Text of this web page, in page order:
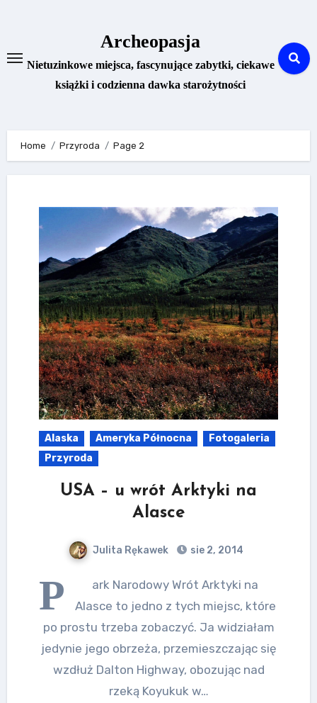
Archeopasja
Nietuzinkowe miejsca, fascynujące zabytki, ciekawe
książki i codzienna dawka starożytności
Home Przyroda Page 2
Alaska Ameryka Północna
Fotogaleria
Przyroda
USA – u wrót Arktyki na
Alasce
Julita Rękawek sie 2, 2014
P
ark Narodowy Wrót Arktyki na
Alasce to jedno z tych miejsc, które
po prostu trzeba zobaczyć. Ja widziałam
jedynie jego obrzeża, przemieszczając się
wzdłuż Dalton Highway, obozując nad
rzeką Koyukuk w…